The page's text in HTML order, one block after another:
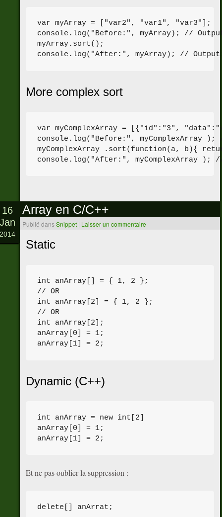
var myArray = ["var2", "var1", "var3"];
console.log("Before:", myArray); //
myArray.sort();
More complex sort
var myComplexArray = [{"id":"3",
console.log("Before:",
myComplexArray .sort(function(a, b){
Array en C/C++
Publié dansSnippet | Laisser un commentaire
16
Jan
2014
Static
int anArray[] = { 1, 2 };
// OR
int anArray[2] = { 1, 2 };
// OR
int anArray[2];
anArray[0] = 1;
Dynamic (C++)
int anArray = new int[2]
anArray[0] = 1;
Et ne pas oublier la suppression :